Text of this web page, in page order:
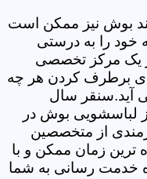
بوش نیز ممکن است
خود را به درستی
یک مرکز تخصصی
برطرف کردن هر چه
آید.سنقر سال
لباسشویی بوش در
از متخصصین
ترین زمان ممکن و با
خدمت رسانی به شما